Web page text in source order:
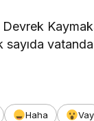
Haha Vay